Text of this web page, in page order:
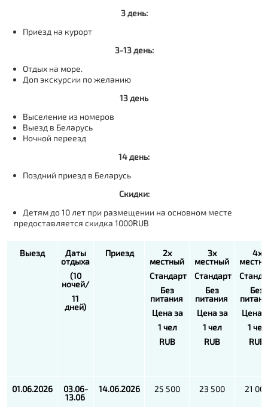
3 день:
Приезд на курорт
3-13 день:
Отдых на море.
Доп экскурсии по желанию
13 день
Выселение из номеров
Выезд в Беларусь
Ночной переезд
14 день:
Поздний приезд в Беларусь
Скидки:
Детям до 10 лет при размещении на основном месте
предоставляется скидка 1000RUB
Выезд
Даты
отдыха
(10
ночей/
11
дней)
Приезд
2х
местный
Стандарт
Без
питания
Цена за
1 чел
RUB
3х
местный
Стандарт
Без
питания
Цена за
1 чел
RUB
4х
Без
Цена
1 чел
RUB
01.06.2026
03.06-
13.06
14.06.2026 25 500 23 500 21